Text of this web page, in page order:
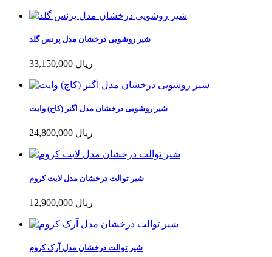
شیر روشویی درخشان مدل پرنس گلد
33,150,000 ریال
شیر روشویی درخشان مدل اگنر (کاج) وایت
24,800,000 ریال
شیر توالت درخشان مدل لایت کروم
12,900,000 ریال
شیر توالت درخشان مدل آرک کروم